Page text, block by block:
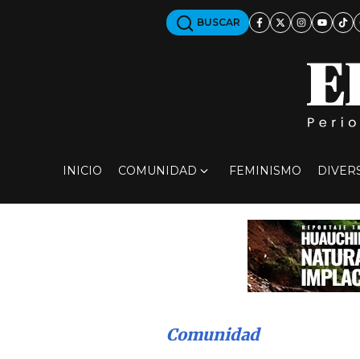
BUSCAR
INICIO COMUNIDAD FEMINISMO
Comunidad